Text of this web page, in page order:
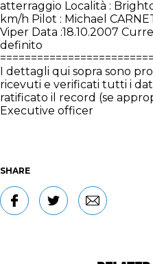
atterraggio Località :
km/h Pilot : Michael
Viper Data :18.10.2007
definito
I dettagli qui sopra sono
ricevuti e verificati tutti i
ratificato il record (se
Executive officer
SHARE